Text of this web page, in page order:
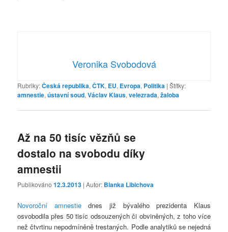
Veronika Svobodová
Rubriky:Česká republika,ČTK, EU, Evropa, Politika |Štítky:
amnestie,ústavní soud,Václav Klaus,velezrada,žaloba
Až na 50 tisíc vězňů se
dostalo na svobodu díky
amnestii
Publikováno12.3.2013 | Autor: Blanka Libichova
Novoroční amnestiednes již bývalého prezidenta Klaus
osvobodila přes 50 tisíc odsouzených či obviněných, z toho více
než čtvrtinu nepodmíněně trestaných. Podle analytiků se nejedná